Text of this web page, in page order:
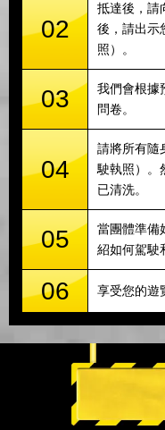
02
抵達後，請
後，請出示
照）。
03
我們會根據
問卷。
04
請將所有隨
駛執照）。
已清洗。
05
當團體準備
紹如何駕駛
06 享受您的遊